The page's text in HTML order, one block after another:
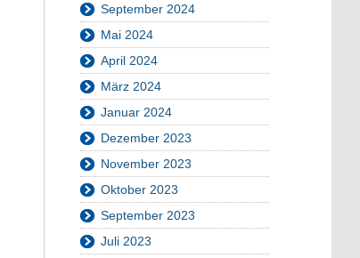
September 2024
Mai 2024
April 2024
März 2024
Januar 2024
Dezember 2023
November 2023
Oktober 2023
September 2023
Juli 2023